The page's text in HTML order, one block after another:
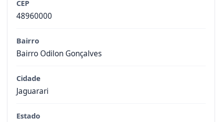
CEP
48960000
Bairro
Bairro Odilon Gonçalves
Cidade
Jaguarari
Estado